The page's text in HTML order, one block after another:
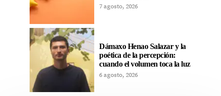
7 agosto, 2026
Dámaxo Henao Salazar y la
poética de la percepción:
cuando el volumen toca la luz
6 agosto, 2026